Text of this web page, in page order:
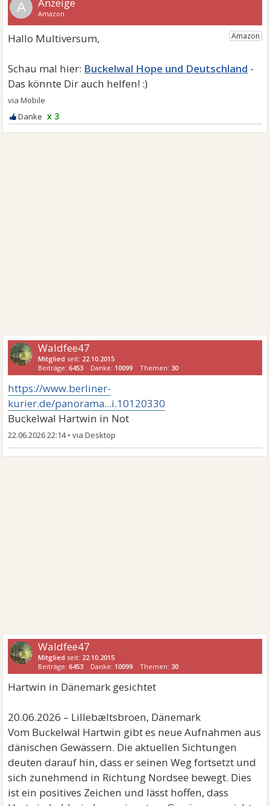
A
Buckelwal Hope und Deutschland
x 3
Waldfee47
Mitglied seit: 22.10.2015
Beiträge:6453 Danke: 10099 Themen: 30
https://www.berliner-
kurier.de/panorama...i.10120330
Buckelwal Hartwin in Not
22.06.2026 22:14•
Waldfee47
Mitglied seit: 22.10.2015
Beiträge:6453 Danke: 10099 Themen: 30
Hartwin in Dänemark gesichtet
20.06.2026 – Lillebæltsbroen, Dänemark
Vom Buckelwal Hartwin gibt es neue Aufnahmen aus
dänischen Gewässern. Die aktuellen Sichtungen
deuten darauf hin, dass er seinen Weg fortsetzt und
sich zunehmend in Richtung Nordsee bewegt. Dies
ist ein positives Zeichen und lässt hoffen, dass